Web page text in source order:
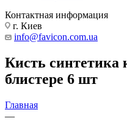
Контактная информация
г. Киев
info@favicon.com.ua
Кисть синтетика
блистере 6 шт
Главная
—